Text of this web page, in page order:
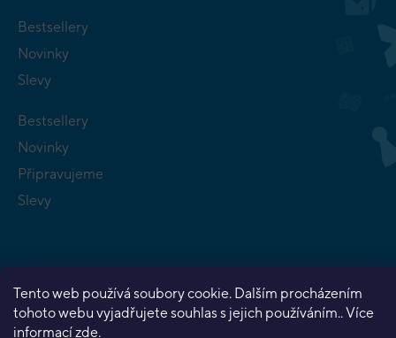
Tento web používá soubory cookie. Dalším procházením
tohoto webu vyjadřujete souhlas s jejich používáním.. Více
informacízde.
Bestsellery
Novinky
Slevy
Bestsellery
Novinky
Připravujeme
Slevy
Vytvořil Shoptet Premium
Copyright 2026Planeta her. Všechna práva vyhrazena.